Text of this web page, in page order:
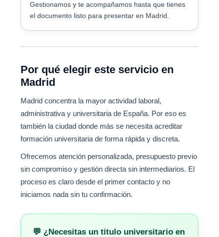
Gestionamos y te acompañamos hasta que tienes
el documento listo para presentar en Madrid.
Por qué elegir este servicio en
Madrid
Madrid concentra la mayor actividad laboral,
administrativa y universitaria de España. Por eso es
también la ciudad donde más se necesita acreditar
formación universitaria de forma rápida y discreta.
Ofrecemos atención personalizada, presupuesto previo
sin compromiso y gestión directa sin intermediarios. El
proceso es claro desde el primer contacto y no
iniciamos nada sin tu confirmación.
💬 ¿Necesitas un titulo universitario en